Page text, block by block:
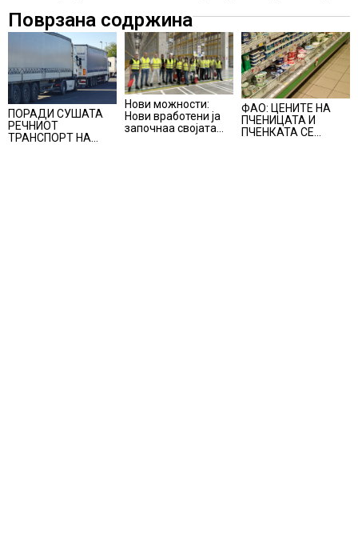
Поврзана содржина
ПОРАДИ СУШАТА
РЕЧНИОТ
ТРАНСПОРТ НА
Нови можности:
Нови вработени ја
започнаа својата
ФАО: ЦЕНИТЕ НА
ПЧЕНИЦАТА И
ПЧЕНКАТА СЕ